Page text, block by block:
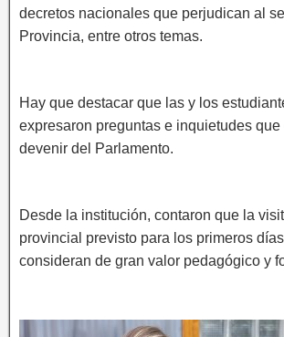
decretos nacionales que perjudican al
Provincia, entre otros temas.
Hay que destacar que las y los
expresaron preguntas e inquietudes
devenir del Parlamento.
Desde la institución, contaron que la
provincial previsto para los primeros
consideran de gran valor pedagógico y